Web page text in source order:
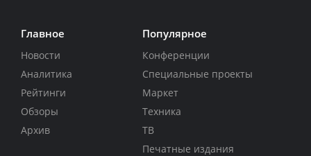
Главное
Новости
Аналитика
Рейтинги
Обзоры
Архив
Популярное
Конференции
Специальные проекты
Маркет
Техника
ТВ
Печатные издания